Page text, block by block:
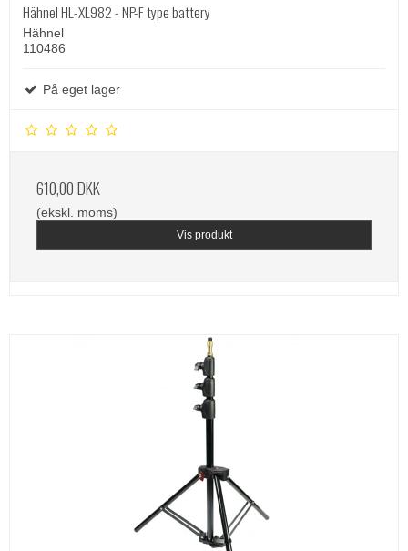
Hähnel HL-XL982 - NP-F type battery
Hähnel
110486
På eget lager
610,00 DKK
(ekskl. moms)
Vis produkt